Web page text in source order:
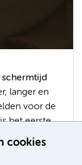
cookies
langer en
voor de
het eerste
laat zien